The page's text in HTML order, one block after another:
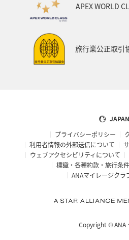
APEX WORLD
旅行業公正取引
JAPAN
プライバシーポリシー
利用者情報の外部送信について
ウェブアクセシビリティについて
標識・各種約款・旅行条
ANAマイレージクラ
Copyright ©ANA